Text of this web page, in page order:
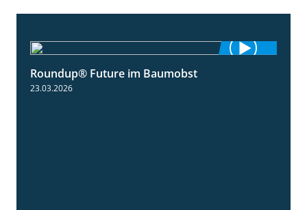
Roundup® Future im Baumobst
23.03.2026